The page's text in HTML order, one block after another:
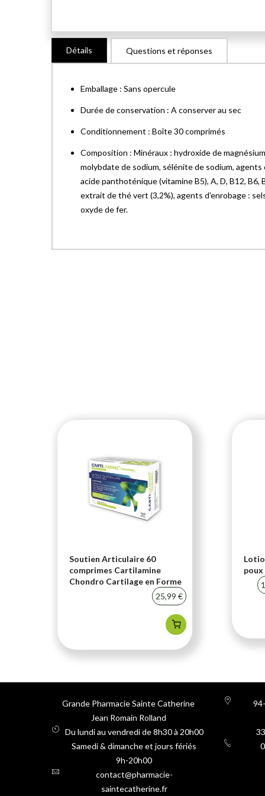
Skip
the
Détails
Emballage : Sans opercule
Durée de conservation : A conserver au sec
Conditionnement : Boîte 30 comprimés
Composition : Minéraux : hydroxide de
molybdate de sodium, sélénite de sodium, agents
acide panthoténique (vitamine B5), A, D, B12,
extrait de thé vert (3,2%), agents d'enrobage :
oxyde de fer.
Questions et réponses
Soutien Articulaire 60
comprimes Cartilamine
Chondro Cartilage en Forme
25,99 €
Grande Pharmacie Sainte Catherine
Jean Romain Rolland
Du lundi au vendredi de 8h30 à 20h00
Samedi & dimanche et jours fériés
9h-20h00
contact@pharmacie-
saintecatherine.fr